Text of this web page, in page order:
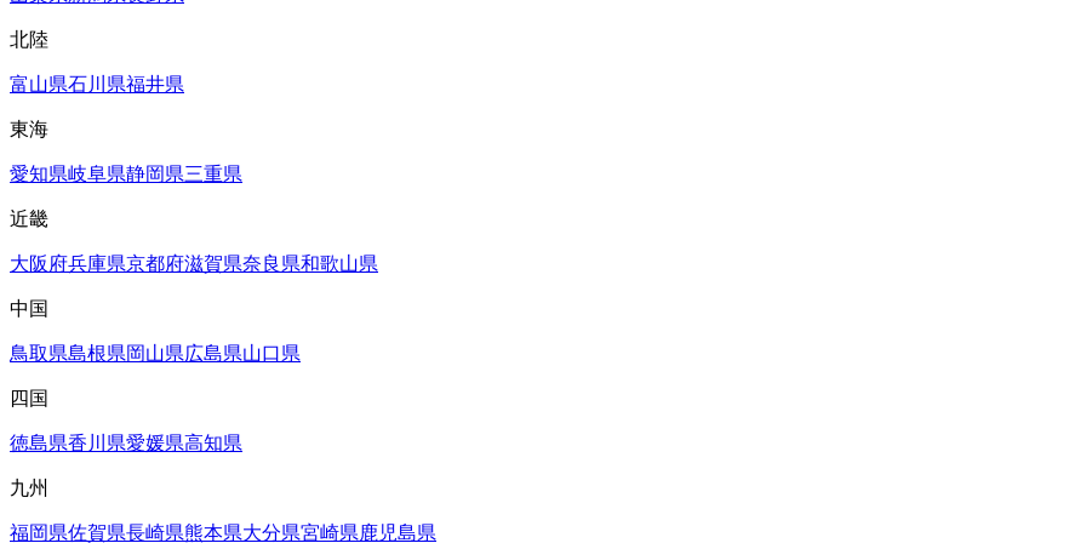
北陸
富山県石川県福井県
東海
愛知県岐阜県静岡県三重県
近畿
大阪府兵庫県京都府滋賀県奈良県和歌山県
中国
鳥取県島根県岡山県広島県山口県
四国
徳島県香川県愛媛県高知県
九州
福岡県佐賀県長崎県熊本県大分県宮崎県鹿児島県